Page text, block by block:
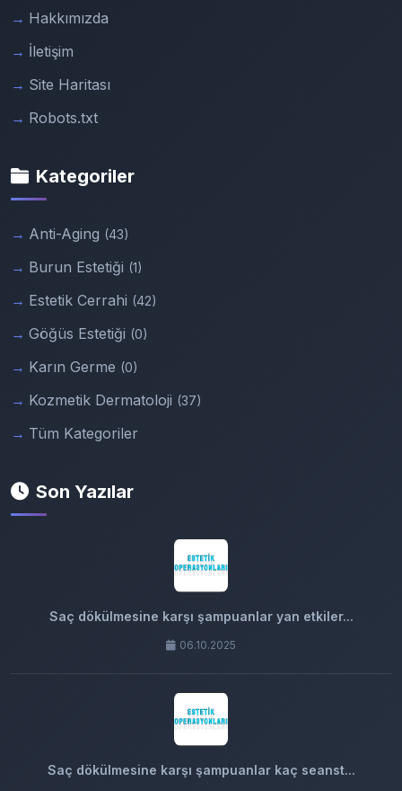
Hakkımızda
İletişim
Site Haritası
Robots.txt
Kategoriler
Anti-Aging (43)
Burun Estetiği (1)
Estetik Cerrahi (42)
Göğüs Estetiği (0)
Karın Germe (0)
Kozmetik Dermatoloji (37)
Tüm Kategoriler
Son Yazılar
Saç dökülmesine karşı şampuanlar yan etkiler...
06.10.2025
Saç dökülmesine karşı şampuanlar kaç seanst...